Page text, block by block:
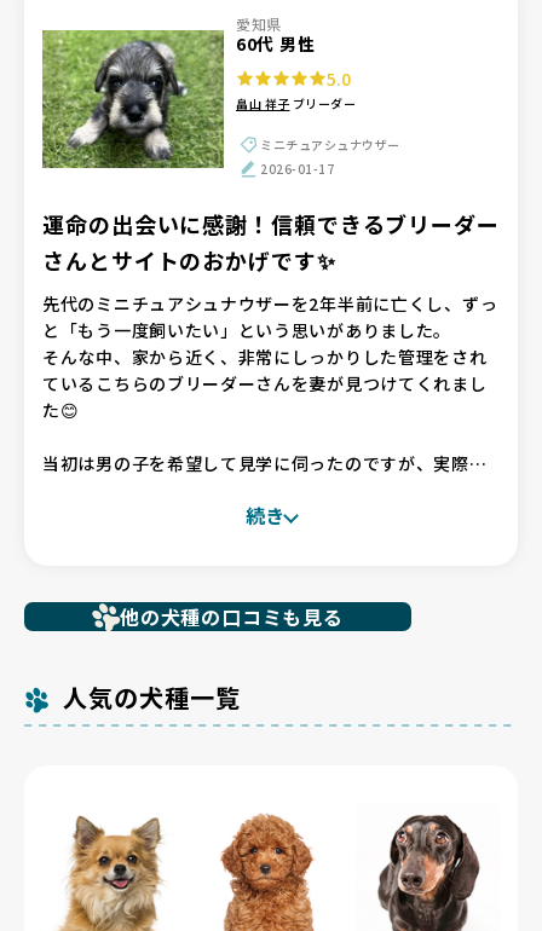
愛知県
60代 男性
5.0
畠山 祥子 ブリーダー
ミニチュアシュナウザー
2026-01-17
運命の出会いに感謝！信頼できるブリーダー
さんとサイトのおかげです✨
先代のミニチュアシュナウザーを2年半前に亡くし、ずっ
と「もう一度飼いたい」という思いがありました。
そんな中、家から近く、非常にしっかりした管理をされ
ているこちらのブリーダーさんを妻が見つけてくれまし
た😊
当初は男の子を希望して見学に伺ったのですが、実際に
最初から最後まで、ブリーダーさんには非常に丁寧かつ
スムーズに対応していただき、不安なくお迎えの日を迎
【BreederFamiliesへ】
ました。
おかげさまで、家族全員が納得できる素晴らしいご縁に
恵まれました！
続き
他の犬種の口コミも見る
人気の犬種一覧